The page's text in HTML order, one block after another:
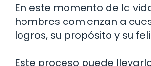
En este momento de la
hombres comienzan a
logros, su propósito y su
Este proceso puede